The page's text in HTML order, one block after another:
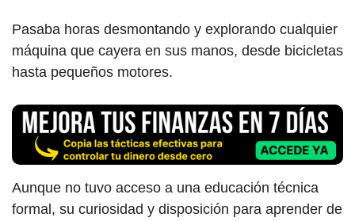
Pasaba horas desmontando y explorando cualquier
máquina que cayera en sus manos, desde bicicletas
hasta pequeños motores.
Aunque no tuvo acceso a una educación técnica
formal, su curiosidad y disposición para aprender de